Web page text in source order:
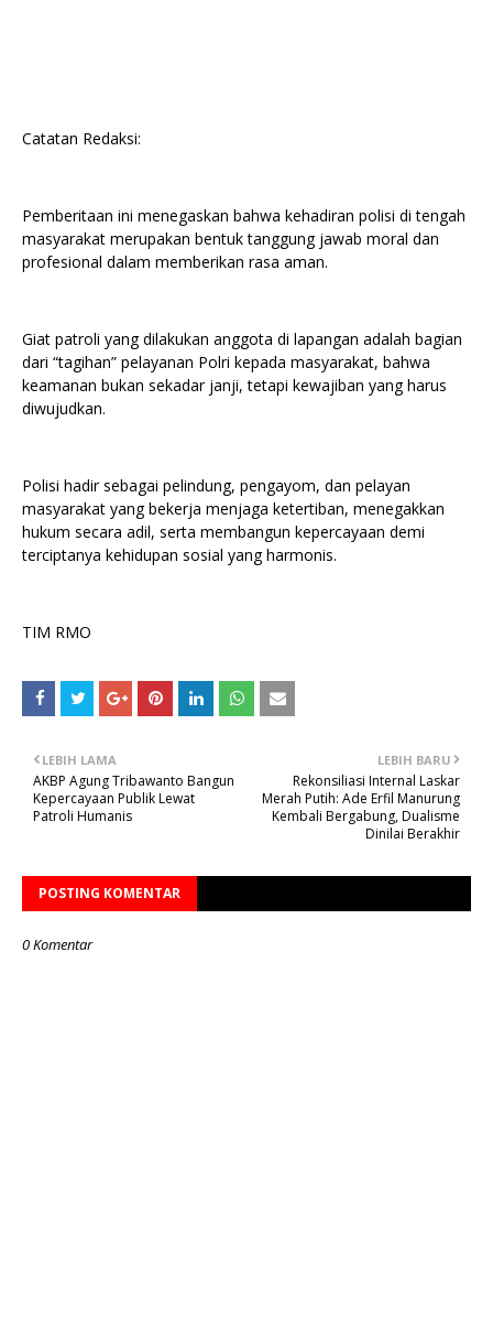
Catatan Redaksi:
Pemberitaan ini menegaskan bahwa kehadiran polisi di tengah
masyarakat merupakan bentuk tanggung jawab moral dan
profesional dalam memberikan rasa aman.
Giat patroli yang dilakukan anggota di lapangan adalah bagian
dari “tagihan” pelayanan Polri kepada masyarakat, bahwa
keamanan bukan sekadar janji, tetapi kewajiban yang harus
diwujudkan.
Polisi hadir sebagai pelindung, pengayom, dan pelayan
masyarakat yang bekerja menjaga ketertiban, menegakkan
hukum secara adil, serta membangun kepercayaan demi
terciptanya kehidupan sosial yang harmonis.
TIM RMO
LEBIH BARU
Rekonsiliasi Internal Laskar
Merah Putih: Ade Erfil Manurung
Kembali Bergabung, Dualisme
Dinilai Berakhir
LEBIH LAMA
AKBP Agung Tribawanto Bangun
Kepercayaan Publik Lewat
Patroli Humanis
POSTING KOMENTAR
0 Komentar